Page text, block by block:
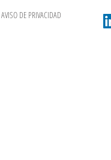
AVISO DE PRIVACIDAD